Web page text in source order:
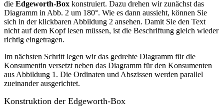
die Edgeworth-Box konstruiert. Dazu drehen wir zunächst das
Diagramm in Abb. 2 um 180°. Wie es dann aussieht, können Sie
sich in derklickbaren Abbildung 2 ansehen. Damit Sie den Text
nicht auf dem Kopf lesen müssen, ist die Beschriftung gleich wieder
richtig eingetragen.
Im nächsten Schritt legen wir das gedrehte Diagramm für die
Konsumentin versetzt neben das Diagramm für den Konsumenten
aus Abbildung 1. Die Ordinaten und Abszissen werden parallel
zueinander ausgerichtet.
Konstruktion der Edgeworth-Box